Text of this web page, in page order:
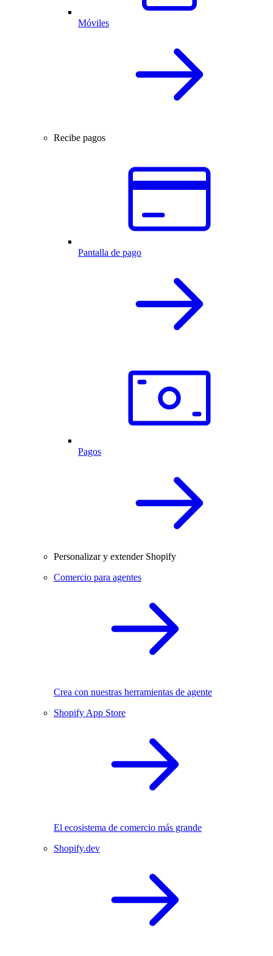
Móviles
Recibe pagos
Pantalla de pago
Pagos
Personalizar y extender Shopify
Comercio para agentes
Crea con nuestras herramientas de agente
Shopify App Store
El ecosistema de comercio más grande
Shopify.dev